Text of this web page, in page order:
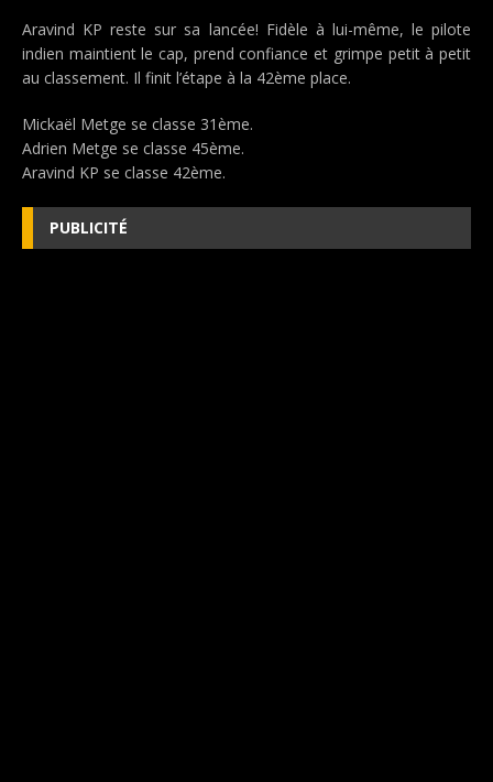
Aravind KP reste sur sa lancée! Fidèle à lui-même, le pilote
indien maintient le cap, prend confiance et grimpe petit à petit
au classement. Il finit l’étape à la 42ème place.
Mickaël Metge se classe 31ème.
Adrien Metge se classe 45ème.
Aravind KP se classe 42ème.
PUBLICITÉ